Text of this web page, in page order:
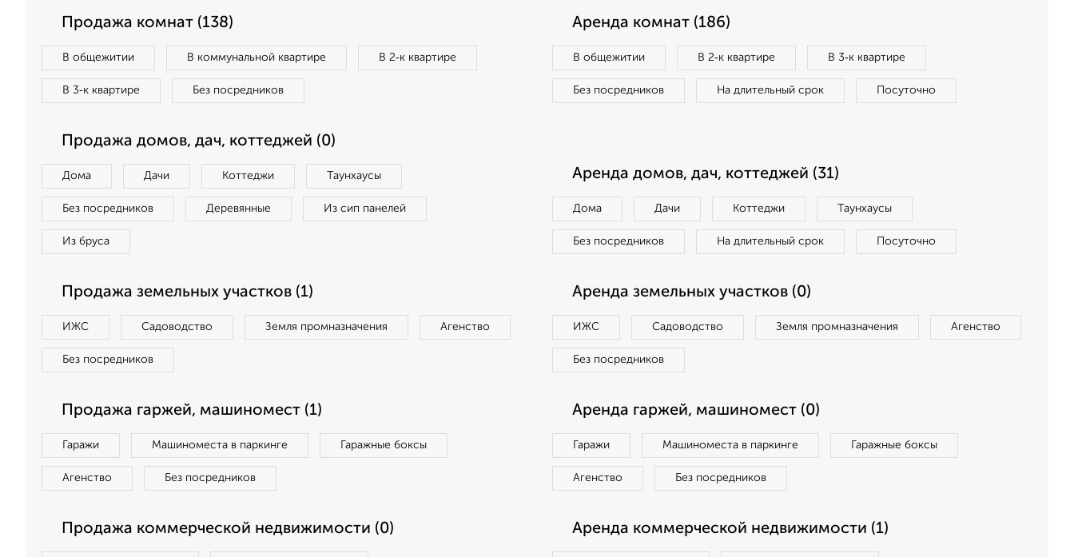
Продажа комнат (138)
В общежитии В коммунальной квартире В 2‑к квартире
В 3‑к квартире Без посредников
Аренда комнат (186)
В общежитии В 2‑к квартире В 3‑к квартире
Без посредников На длительный срок Посуточно
Продажа домов, дач, коттеджей (0)
Дома Дачи Коттеджи Таунхаусы
Без посредников Деревянные Из сип панелей
Из бруса
Аренда домов, дач, коттеджей (31)
Дома Дачи Коттеджи Таунхаусы
Без посредников На длительный срок Посуточно
Продажа земельных участков (1)
ИЖС Садоводство Земля промназначения Агенство
Без посредников
Аренда земельных участков (0)
ИЖС Садоводство Земля промназначения Агенство
Без посредников
Продажа гаржей, машиномест (1)
Гаражи Машиноместа в паркинге Гаражные боксы
Агенство Без посредников
Аренда гаржей, машиномест (0)
Гаражи Машиноместа в паркинге Гаражные боксы
Агенство Без посредников
Продажа коммерческой недвижимости (0) Аренда коммерческой недвижимости (1)